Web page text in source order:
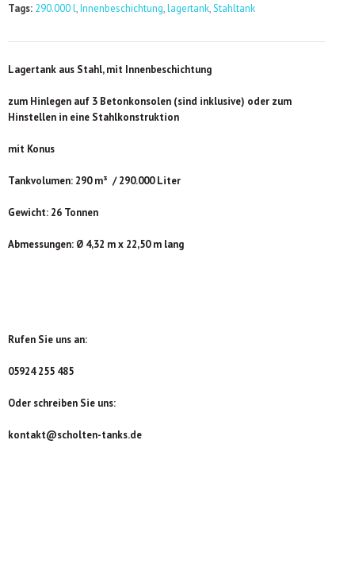
Tags: 290.000 l,Innenbeschichtung,lagertank,Stahltank
Lagertank aus Stahl, mit Innenbeschichtung
zum Hinlegen auf 3 Betonkonsolen (sind inklusive) oder zum
Hinstellen in eine Stahlkonstruktion
mit Konus
Tankvolumen: 290 m³ / 290.000 Liter
Gewicht: 26 Tonnen
Abmessungen: Ø 4,32 m x 22,50 m lang
Rufen Sie uns an:
05924 255 485
Oder schreiben Sie uns:
kontakt@scholten-tanks.de